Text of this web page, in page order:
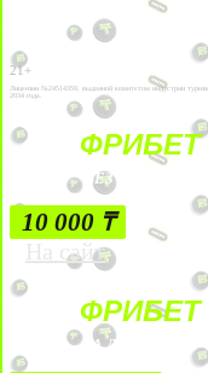
21+
Лицензии №24514359, выданной комитетом индустрии
2034 года.
ФРИБЕТ
БЕЗ УСЛОВИЙ
10 000 ₸
На сайт
ФРИБЕТ
ЗА ДЕПОЗИТЫ